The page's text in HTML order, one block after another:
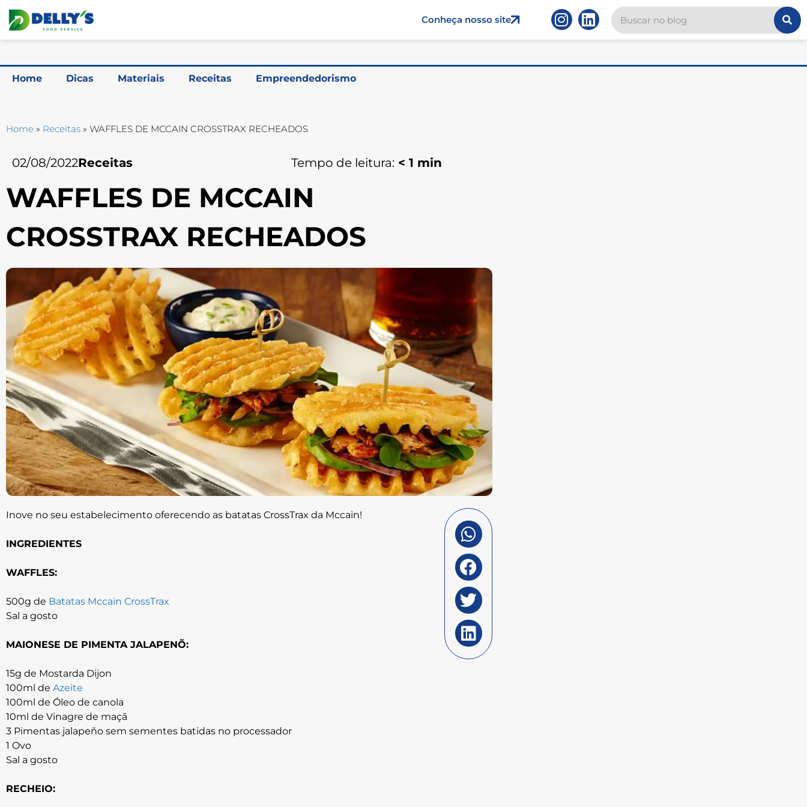
Conheça nosso site
Home Dicas Materiais Receitas Empreendedorismo
Home » Receitas » WAFFLES DE MCCAIN CROSSTRAX RECHEADOS
02/08/2022Receitas Tempo de leitura: < 1 min
WAFFLES DE MCCAIN
CROSSTRAX RECHEADOS
Inove no seu estabelecimento oferecendo as batatas CrossTrax da Mccain!
INGREDIENTES
WAFFLES:
500g de Batatas Mccain CrossTrax
Sal a gosto
MAIONESE DE PIMENTA JALAPENÕ:
15g de Mostarda Dijon
100ml de Azeite
100ml de Óleo de canola
10ml de Vinagre de maçã
3 Pimentas jalapeño sem sementes batidas no processador
1 Ovo
Sal a gosto
RECHEIO: